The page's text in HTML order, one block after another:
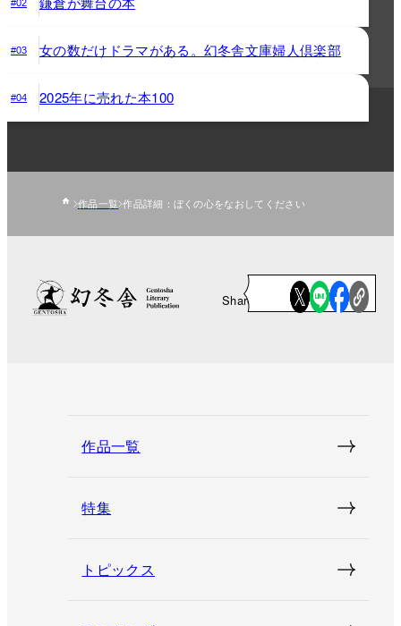
#02
#03 女の数だけドラマがある。幻冬舎文庫婦人倶楽部
#04 2025年に売れた本100
作品一覧 作品詳細：ぼくの心をなおしてください
Share
作品一覧
特集
トピックス